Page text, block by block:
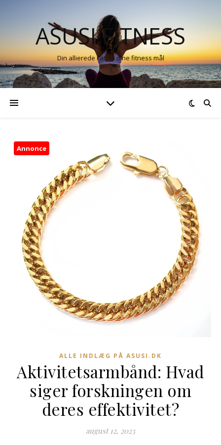
ASUSI FITNESS
Din allierede i at nå dine fitness mål
Annonce
ALLE INDLÆG PÅ ASUSI.DK
Aktivitetsarmbånd: Hvad
siger forskningen om
deres effektivitet?
august 12, 2023